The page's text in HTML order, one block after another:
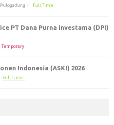
Full Time
PT Dana Purna Investama (DPI)
Temporary
Indonesia (ASKI) 2026
Full Time